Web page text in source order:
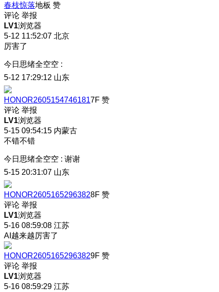
春枝惊落地板 赞
评论 举报
LV1浏览器
5-12 11:52:07 北京
厉害了
今日思绪全空空 :
5-12 17:29:12 山东
HONOR26051547461817F 赞
评论 举报
LV1浏览器
5-15 09:54:15 内蒙古
不错不错
今日思绪全空空 : 谢谢
5-15 20:31:07 山东
HONOR26051652963828F 赞
评论 举报
LV1浏览器
5-16 08:59:08 江苏
AI越来越厉害了
HONOR26051652963829F 赞
评论 举报
LV1浏览器
5-16 08:59:29 江苏